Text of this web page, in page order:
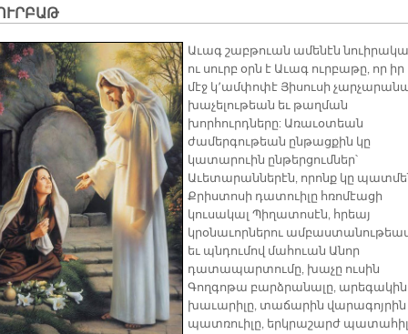
Աւագ շաբթուան ամենէն
ու սուրբ օրն է Աւագ ուրբաթը, որ իր
մէջ կ՚ամփոփէ Յիսուսի
խաչելութեան եւ թաղման
խորհուրդները: Առաւօտեան
ժամերգութեան ընթացքին կը
կատարուին ընթերցումներ՝
Աւետարաններէն, որոնք կը
Քրիստոսի դատուիլը հռոմէացի
կուսակալ Պիղատոսէն, հրեայ
կրօնաւորներու
եւ պնդումով մահուան Անոր
դատապարտումը, խաչը ուսին
Գողգոթա բարձրանալը, արեգակին
խաւարիլը, տաճարին վարագոյրին
պատռուիլը, երկրաշարժ